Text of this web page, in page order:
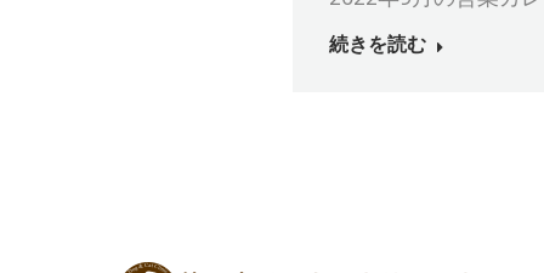
続きを読む